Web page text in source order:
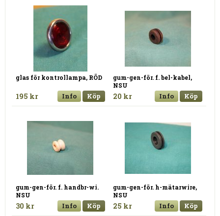
glas för kontrollampa, RÖD
195 kr Info Köp
gum-gen-för. f. bel-kabel,
NSU
20 kr Info Köp
gum-gen-för. f. handbr-wi.
NSU
30 kr Info Köp
gum-gen-för. h-mätarwire,
NSU
25 kr Info Köp